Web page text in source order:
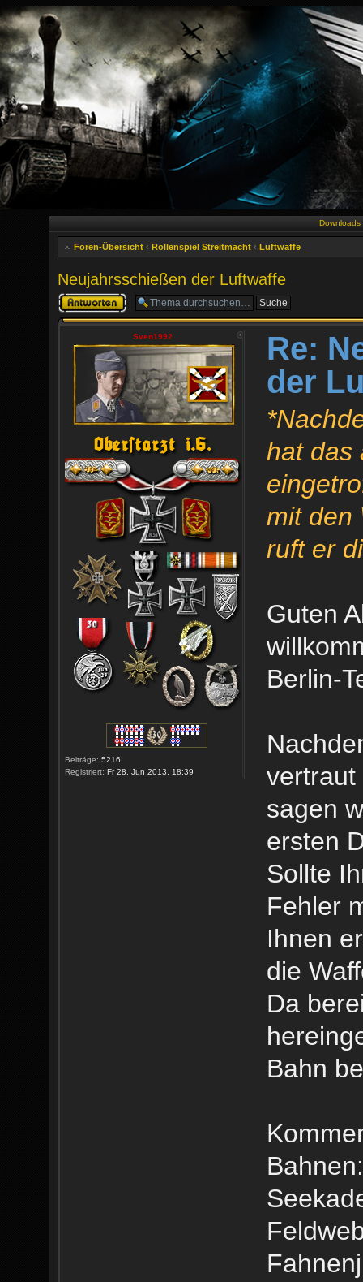
Downloads
Foren-Übersicht ‹ Rollenspiel Streitmacht ‹ Luftwaffe
Neujahrsschießen der Luftwaffe
Antwort erstellen
Sven1992
Beiträge: 5216
Registriert: Fr 28. Jun 2013, 18:39
Re:
der
hat das
mit den
ruft er
Guten
Berlin-
vertraut
sagen
ersten
Sollte
Fehler
Ihnen
die
Da
Bahn
Bahnen: